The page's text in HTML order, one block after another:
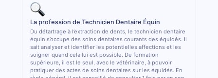
La profession de Technicien Dentaire Équin
Du détartrage à l’extraction de dents, le technicien dentaire
équin s’occupe des soins dentaires courants des équidés. Il
sait analyser et identifier les potentielles affections et les
soigner quand cela lui est possible. De formation
supérieure, il est le seul, avec le vétérinaire, à pouvoir
pratiquer des actes de soins dentaires sur les équidés. En